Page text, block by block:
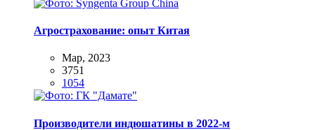
Агрострахование: опыт Китая
Мар, 2023
3751
1054
Производители индюшатины в 2022-м